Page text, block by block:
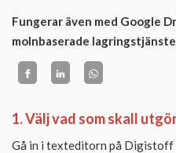
Fungerar även med Google
molnbaserade
1. Välj vad som skall
Gå in i texteditorn på Digistoff